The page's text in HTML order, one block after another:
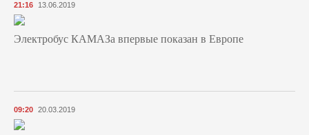
21:16 13.06.2019
Электробус КАМАЗа впервые показан в Европе
09:20 20.03.2019